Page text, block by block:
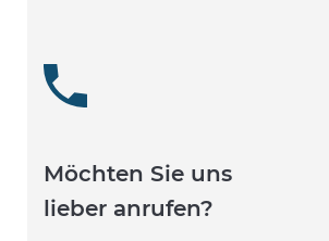
Möchten Sie uns
lieber anrufen?